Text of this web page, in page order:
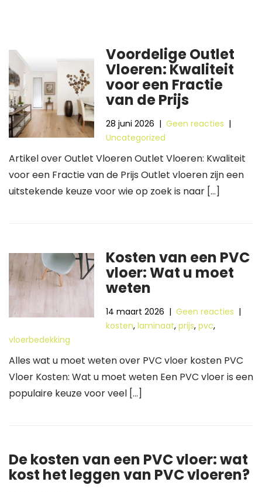
Voordelige Outlet
Vloeren: Kwaliteit
voor een Fractie
van de Prijs
28 juni 2026 |Geen reacties |
Uncategorized
Artikel over Outlet Vloeren Outlet Vloeren: Kwaliteit
voor een Fractie van de Prijs Outlet vloeren zijn een
uitstekende keuze voor wie op zoek is naar […]
Kosten van een PVC
vloer: Wat u moet
weten
14 maart 2026 |Geen reacties |
kosten,laminaat,prijs,pvc,
vloerbedekking
Alles wat u moet weten over PVC vloer kosten PVC
Vloer Kosten: Wat u moet weten Een PVC vloer is een
populaire keuze voor veel […]
De kosten van een PVC vloer: wat
kost het leggen van PVC vloeren?